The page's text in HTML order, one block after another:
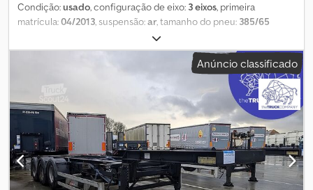
Condição:usado, configuração de eixo: 3 eixos, primeira
matrícula:04/2013, suspensão:ar, tamanho do pneu: 385/65
, Ano de fabrico:2013
Dimensão dos pneus: 385/65 R22.5 Marca dos eixos: Mercedes-
Benz Travões: Travões de disco Suspensão: Suspensão
pneumática Eixo traseiro 1: Profundidade do piso do pneu à
esquerda: 12 mm; Profundidade do piso do pneu à direita: 12 mm
Eixo traseiro 2: Profundidade do piso do pneu à esquerda: 10 mm;
Profundidade do piso do pneu à direita: 10 mm Eixo traseiro 3:
Profundidade do piso do pneu à esquerda: 10 mm; Profundidade
do piso do pneu à direita: 10 mm Pesos Peso em vazio: 4.620 kg
Carga útil: 33.380 kg Peso bruto total: 38.000 kg Estado Danos:
nenhum Dwodpfx Aezrcicsdhoa
Anúncio classificado